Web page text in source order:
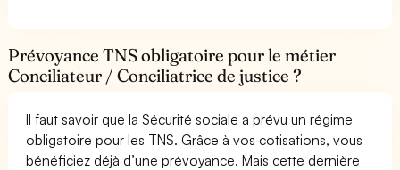
Prévoyance TNS obligatoire pour le métier
Conciliateur / Conciliatrice de justice ?
Il faut savoir que la Sécurité sociale a prévu un régime
obligatoire pour les TNS. Grâce à vos cotisations, vous
bénéficiez déjà d’une prévoyance. Mais cette dernière